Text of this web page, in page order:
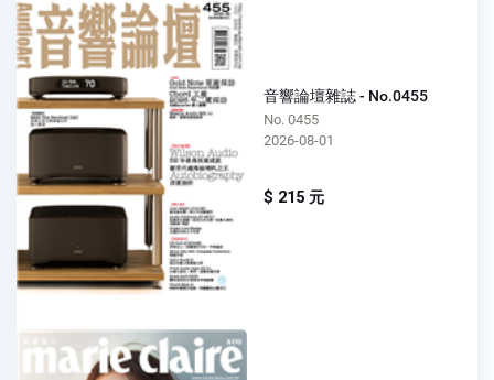
音響論壇雜誌 - No.0455
No. 0455
2026-08-01
$ 215 元